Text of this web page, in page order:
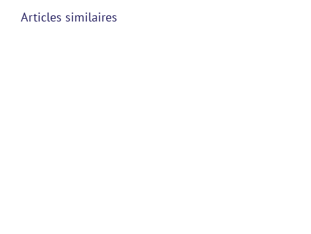
Articles similaires